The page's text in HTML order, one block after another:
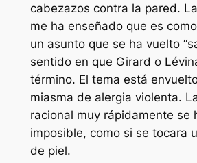
cabezazos contra la pared.
me ha enseñado que es
un asunto que se ha vuelto
sentido en que Girard o
término. El tema está
miasma de alergia violenta.
racional muy rápidamente se
imposible, como si se tocara
de piel.